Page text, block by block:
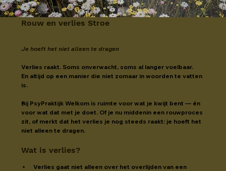
Rouw en verlies Stroe
Je hoeft het niet alleen te dragen
Verlies raakt. Soms onverwacht, soms al langer voelbaar.
En altijd op een manier die niet zomaar in woorden te vatten
is.
Bij PsyPraktijk Welkom is ruimte voor wat je kwijt bent — én
voor wat dat met je doet. Of je nu middenin een rouwproces
zit, of merkt dat het verlies je nog steeds raakt: je hoeft het
niet alleen te dragen.
Wat is verlies?
Verlies gaat niet alleen over het overlijden van een